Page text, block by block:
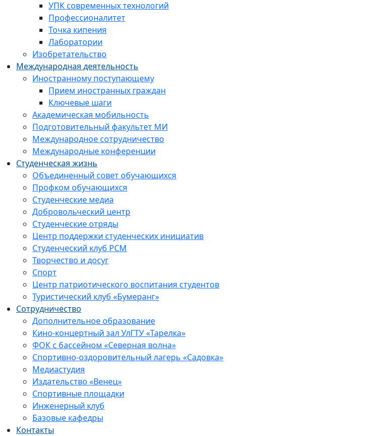
УПК современных технологий
Профессионалитет
Точка кипения
Лаборатории
Изобретательство
Международная деятельность
Иностранному поступающему
Прием иностранных граждан
Ключевые шаги
Академическая мобильность
Подготовительный факультет МИ
Международное сотрудничество
Международные конференции
Студенческая жизнь
Объединенный совет обучающихся
Профком обучающихся
Студенческие медиа
Добровольческий центр
Студенческие отряды
Центр поддержки студенческих инициатив
Студенческий клуб РСМ
Творчество и досуг
Спорт
Центр патриотического воспитания студентов
Туристический клуб «Бумеранг»
Сотрудничество
Дополнительное образование
Кино-концертный зал УлГТУ «Тарелка»
ФОК с бассейном «Северная волна»
Спортивно-оздоровительный лагерь «Садовка»
Медиастудия
Издательство «Венец»
Спортивные площадки
Инженерный клуб
Базовые кафедры
Контакты